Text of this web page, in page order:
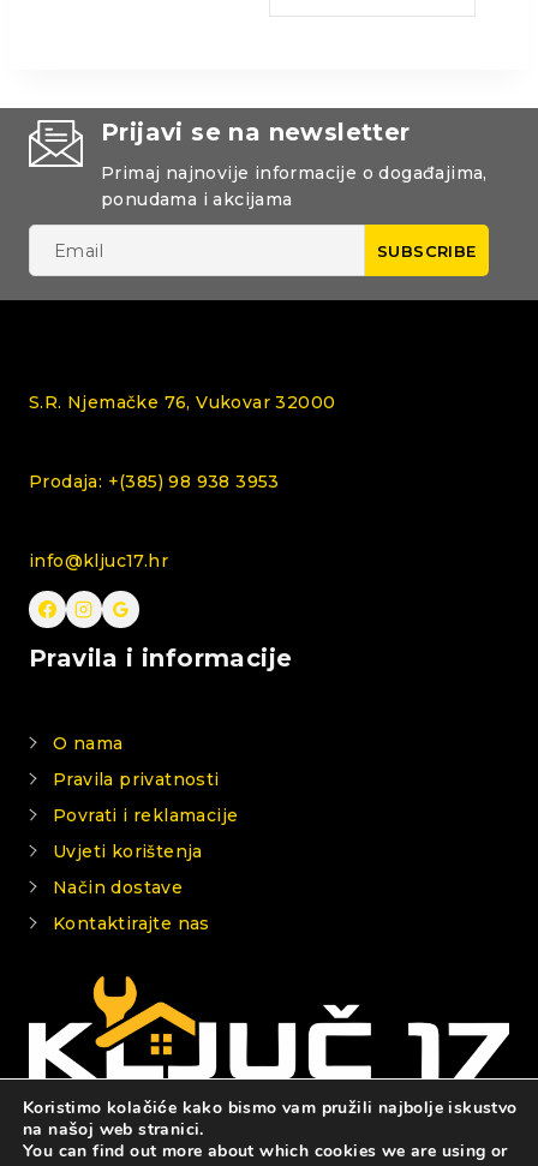
Prijavi se na newsletter
Primaj najnovije informacije o događajima,
ponudama i akcijama
S.R. Njemačke 76, Vukovar 32000
Prodaja: +(385) 98 938 3953
info@kljuc17.hr
Pravila i informacije
O nama
Pravila privatnosti
Povrati i reklamacije
Uvjeti korištenja
Način dostave
Kontaktirajte nas
© 2026 KLJUČ 17
Koristimo kolačiće kako bismo vam pružili najbolje iskustvo
na našoj web stranici.
You can find out more about which cookies we are using or